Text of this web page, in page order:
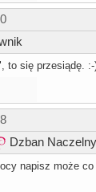
to się przesiądę. :-
Dzban Naczelny
napisz może